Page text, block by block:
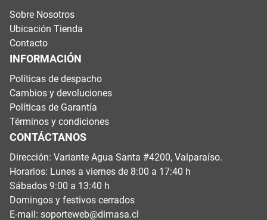
Sobre Nosotros
Ubicación Tienda
Contacto
INFORMACIÓN
Políticas de despacho
Cambios y devoluciones
Políticas de Garantía
Términos y condiciones
CONTÁCTANOS
Dirección: Variante Agua Santa #4200, Valparaíso.
Horarios: Lunes a viernes de 8:00 a 17:40 h
Sábados 9:00 a 13:40 h
Domingos y festivos cerrados
E-mail: soporteweb@dimasa.cl